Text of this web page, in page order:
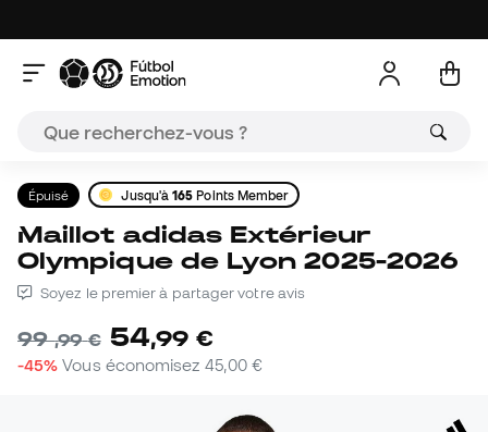
Épuisé Jusqu'à165 Points Member
Maillot adidas Extérieur
Olympique de Lyon 2025-2026
Soyez le premier à partager votre avis
99,99 € 54,99 €
-45% Vous économisez 45,00 €